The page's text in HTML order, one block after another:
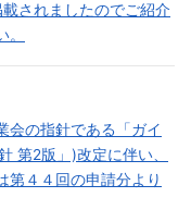
されましたのでご紹介
会の指針である「ガイ
第2版」)改定に伴い、
第４４回の申請分より